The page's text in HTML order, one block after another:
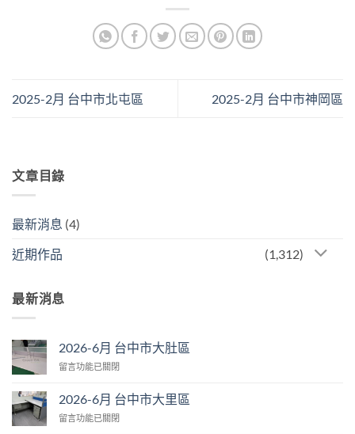
文章目錄
最新消息 (4)
近期作品 (1,312)
最新消息
2026-6月 台中市大肚區
在
月
台
留言功能已關閉
2026-6月 台中市大里區
在
留言功能已關閉
2025-2月 台中市北屯區 2025-2月 台中市神岡區